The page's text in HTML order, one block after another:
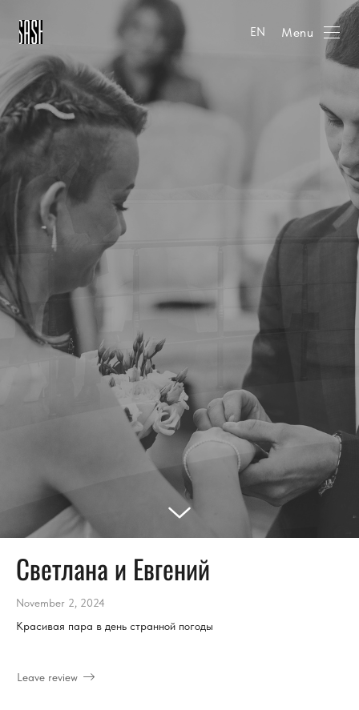
EN Menu
Светлана и Евгений
November 2, 2024
Красивая пара в день странной погоды
Leave review